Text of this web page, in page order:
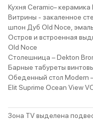
Кухня Ceramic– керамика
Витрины - закаленное
шпон Дуб Old Noce,
Остров и встроенная
Old Noce
Cтолешница – Dekton
Барные табуреты
Обеденный стол Modern
Elit Suprime Ocean View
Зона TV выделена